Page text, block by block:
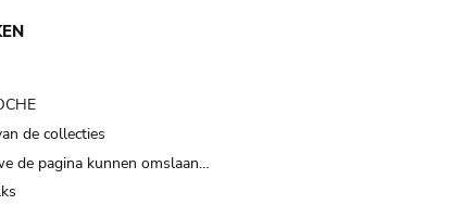
de collecties
de pagina kunnen omslaan…